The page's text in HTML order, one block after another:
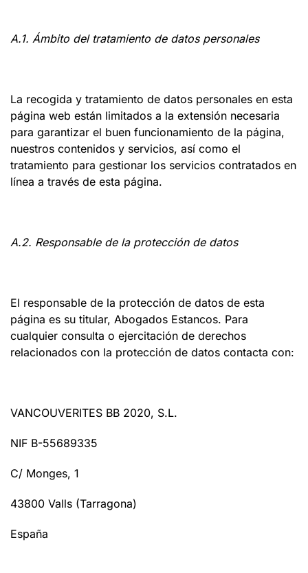
A.1. Ámbito del tratamiento de datos personales
La recogida y tratamiento de datos personales en esta
página web están limitados a la extensión necesaria
para garantizar el buen funcionamiento de la página,
nuestros contenidos y servicios, así como el
tratamiento para gestionar los servicios contratados en
línea a través de esta página.
A.2. Responsable de la protección de datos
El responsable de la protección de datos de esta
página es su titular, Abogados Estancos. Para
cualquier consulta o ejercitación de derechos
relacionados con la protección de datos contacta con:
VANCOUVERITES BB 2020, S.L.
NIF B-55689335
C/ Monges, 1
43800 Valls (Tarragona)
España